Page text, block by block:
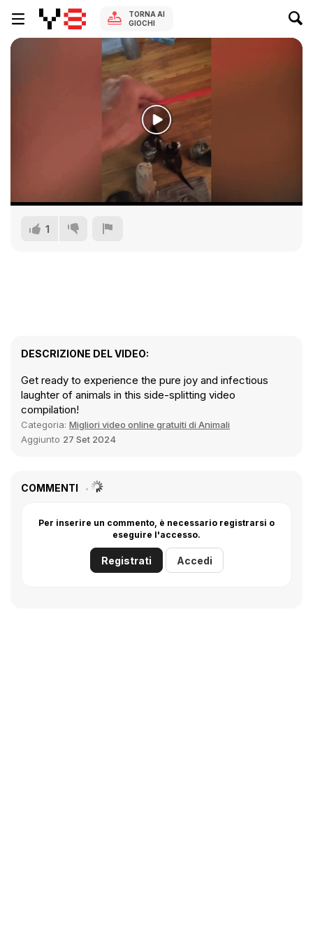
TORNA AI
GIOCHI
1
DESCRIZIONE DEL VIDEO:
Get ready to experience the pure joy and infectious
laughter of animals in this side-splitting video
compilation!
Categoria: Migliori video online gratuiti di Animali
Aggiunto 27 Set 2024
COMMENTI
Per inserire un commento, è necessario registrarsi o
eseguire l'accesso.
Registrati Accedi